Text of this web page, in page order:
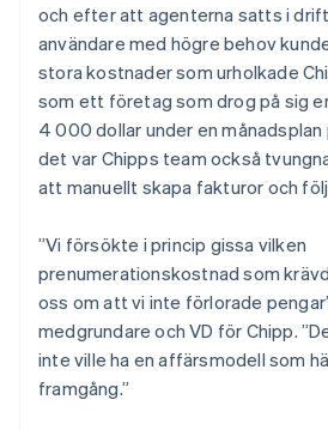
och efter att agenterna satts i
användare med högre behov
stora kostnader som urholkade
som ett företag som drog på sig
4 000 dollar under en månadsplan
det var Chipps team också
att manuellt skapa fakturor och
”Vi försökte i princip gissa vilken
prenumerationskostnad som
oss om att vi inte förlorade
medgrundare och VD för Chipp.
inte ville ha en affärsmodell som
framgång.”